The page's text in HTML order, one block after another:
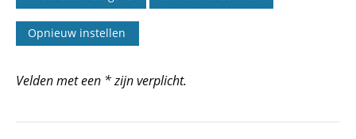
Velden met een * zijn verplicht.